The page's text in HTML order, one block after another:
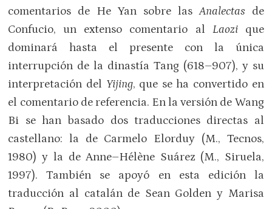
comentarios de He Yan sobre lasAnalectas de
Confucio, un extenso comentario al Laozi que
dominará hasta el presente con la única
interrupción de la dinastía Tang (618–907), y su
interpretación del Yijing, que se ha convertido en
el comentario de referencia. En la versión de Wang
Bi se han basado dos traducciones directas al
castellano: la de Carmelo Elorduy (M., Tecnos,
1980) y la de Anne–Hélène Suárez (M., Siruela,
1997). También se apoyó en esta edición la
traducción al catalán de Sean Golden y Marisa